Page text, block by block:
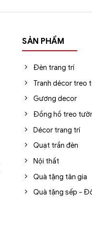
SẢN PHẨM
Đèn trang trí
Tranh décor treo
Gương decor
Đồng hồ treo
Décor trang trí
Quạt trần đèn
Nội thất
Quà tặng tân gia
Quà tặng sếp -